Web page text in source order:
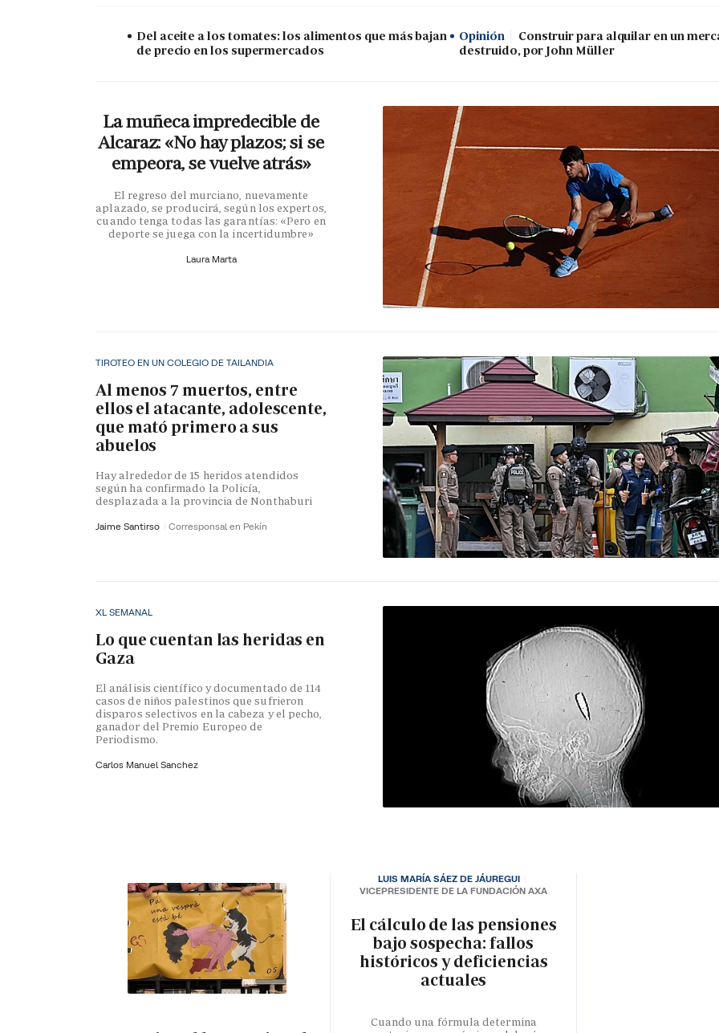
Del aceite a los tomates: los alimentos que más bajan
de precio en los supermercados
Opinión
Construir para alquilar en un
destruido, por John Müller
La muñeca impredecible de
Alcaraz: «No hay plazos; si se
empeora, se vuelve atrás»
El regreso del murciano, nuevamente
aplazado, se producirá, según los expertos,
cuando tenga todas las garantías: «Pero en
deporte se juega con la incertidumbre»
Laura Marta
TIROTEO EN UN COLEGIO DE TAILANDIA
Al menos 7 muertos, entre
ellos el atacante, adolescente,
que mató primero a sus
abuelos
Hay alrededor de 15 heridos atendidos
según ha confirmado la Policía,
desplazada a la provincia de Nonthaburi
Jaime Santirso Corresponsal en Pekín
XL SEMANAL
Lo que cuentan las heridas en
Gaza
El análisis científico y documentado de 114
casos de niños palestinos que sufrieron
disparos selectivos en la cabeza y el pecho,
ganador del Premio Europeo de
Periodismo.
Carlos Manuel Sanchez
El cálculo de las pensiones
bajo sospecha: fallos
históricos y deficiencias
actuales
Cuando una fórmula determina
LUIS MARÍA SÁEZ DE JÁUREGUI
VICEPRESIDENTE DE LA FUNDACIÓN AXA